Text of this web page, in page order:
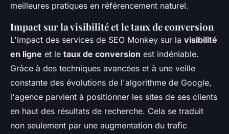
meilleures pratiques en référencement naturel.
Impact sur la visibilité et le taux de conversion
L'impact des services de SEO Monkey sur la visibilité
en ligne et le taux de conversion est indéniable.
Grâce à des techniques avancées et à une veille
constante des évolutions de l'algorithme de Google,
l'agence parvient à positionner les sites de ses clients
en haut des résultats de recherche. Cela se traduit
non seulement par une augmentation du trafic